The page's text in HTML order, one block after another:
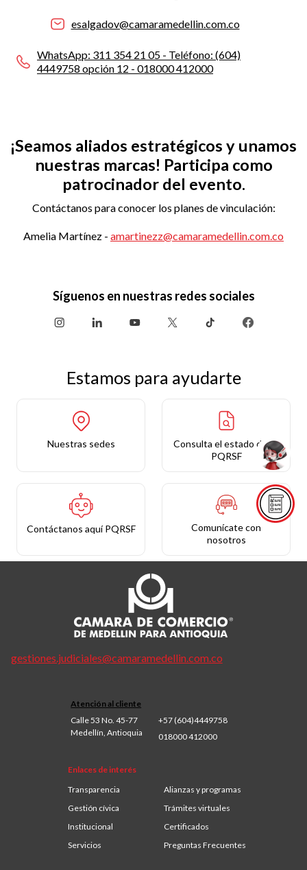
esalgadov@camaramedellin.com.co
WhatsApp: 311 354 21 05 - Teléfono: (604)
4449758 opción 12 - 018000 412000
¡Seamos aliados estratégicos y unamos
nuestras marcas! Participa como
patrocinador del evento.
Contáctanos para conocer los planes de vinculación:
Amelia Martínez - amartinezz@camaramedellin.com.co
Síguenos en nuestras redes sociales
Estamos para ayudarte
Nuestras sedes
Consulta el estado de tu
PQRSF
Contáctanos aquí PQRSF
Comunícate con
nosotros
gestiones.judiciales@camaramedellin.com.co
Atención al cliente
Calle 53 No. 45-77
Medellín, Antioquia
+57 (604)4449758
018000 412000
Enlaces de interés
Transparencia
Alianzas y programas
Gestión cívica
Trámites virtuales
Institucional
Certificados
Servicios
Preguntas Frecuentes